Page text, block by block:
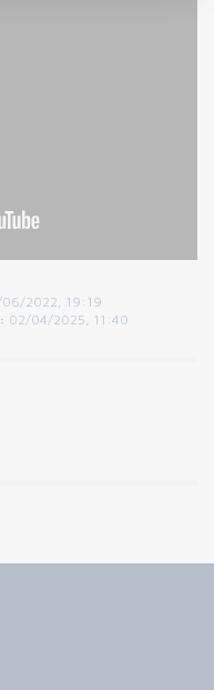
2022, 19:19
02/04/2025, 11:40